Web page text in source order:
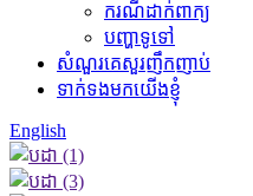
ករណីដាក់ពាក្យ
បញ្ហាទូទៅ
សំណួរគេសួរញឹកញាប់
ទាក់ទងមកយើងខ្ញុំ
English